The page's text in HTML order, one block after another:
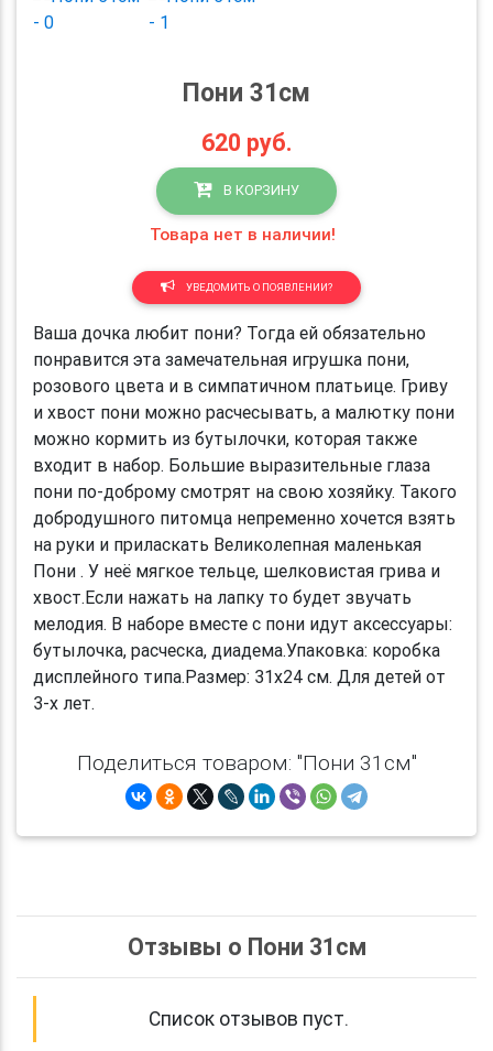
Пони 31см
620 руб.
В КОРЗИНУ
Товара нет в наличии!
УВЕДОМИТЬ О ПОЯВЛЕНИИ?
Ваша дочка любит пони? Тогда ей обязательно
понравится эта замечательная игрушка пони,
розового цвета и в симпатичном платьице. Гриву
и хвост пони можно расчесывать, а малютку пони
можно кормить из бутылочки, которая также
входит в набор. Большие выразительные глаза
пони по-доброму смотрят на свою хозяйку. Такого
добродушного питомца непременно хочется взять
на руки и приласкать Великолепная маленькая
Пони . У неё мягкое тельце, шелковистая грива и
хвост.Если нажать на лапку то будет звучать
мелодия. В наборе вместе с пони идут аксессуары:
бутылочка, расческа, диадема.Упаковка: коробка
дисплейного типа.Размер: 31х24 см. Для детей от
3-х лет.
Поделиться товаром: "Пони 31см"
Отзывы о Пони 31см
Список отзывов пуст.